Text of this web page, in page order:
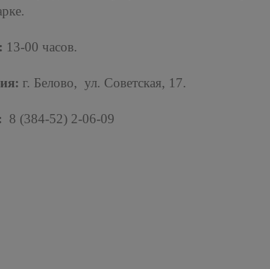
13-00 часов.
г. Белово, ул. Советская, 17.
8 (384-52) 2-06-09